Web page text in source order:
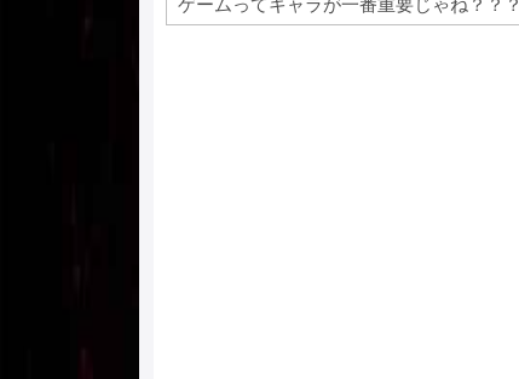
ゲームってキャラが一番重要じゃね？？？